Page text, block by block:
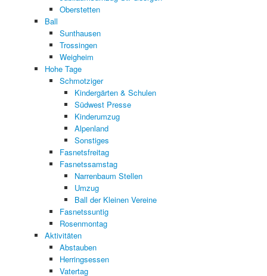
Oberstetten
Ball
Sunthausen
Trossingen
Weigheim
Hohe Tage
Schmotziger
Kindergärten & Schulen
Südwest Presse
Kinderumzug
Alpenland
Sonstiges
Fasnetsfreitag
Fasnetssamstag
Narrenbaum Stellen
Umzug
Ball der Kleinen Vereine
Fasnetssuntig
Rosenmontag
Aktivitäten
Abstauben
Herringsessen
Vatertag